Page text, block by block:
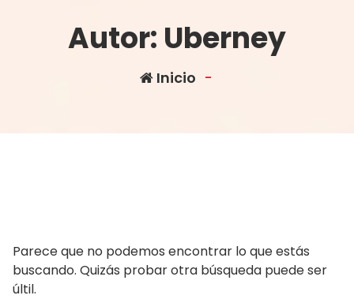
Autor: Uberney
Inicio -
Parece que no podemos encontrar lo que estás
buscando. Quizás probar otra búsqueda puede ser
últil.